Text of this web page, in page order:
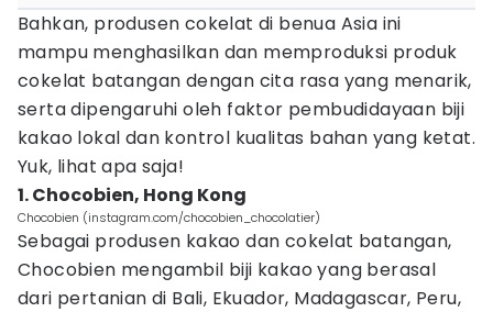
Bahkan, produsen cokelat di benua Asia ini
mampu menghasilkan dan memproduksi produk
cokelat batangan dengan cita rasa yang menarik,
serta dipengaruhi oleh faktor pembudidayaan biji
kakao lokal dan kontrol kualitas bahan yang ketat.
Yuk, lihat apa saja!
1. Chocobien, Hong Kong
Chocobien (instagram.com/chocobien_chocolatier)
Sebagai produsen kakao dan cokelat batangan,
Chocobien mengambil biji kakao yang berasal
dari pertanian di Bali, Ekuador, Madagascar, Peru,